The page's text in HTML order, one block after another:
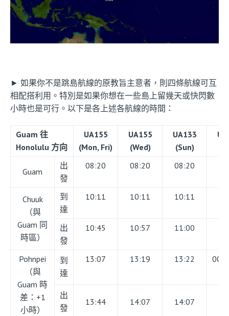
► 如果你不是跳島航線的原教旨主意者，則四條航線可互
相配搭利用。特別是如果你想在一些島上留幾天或快閃數
小時也是可行。以下是各上述各航線的時間：
Guam 往
Honolulu 方向
UA155
(Mon, Fri)
UA155
(Wed)
UA133
(Sun)
Guam
出
發
08:20 08:20 08:20
Chuuk
（與
Guam 同
時區）
到
達
10:11 10:11 10:11
出
發
10:45 10:57 11:00
Pohnpei
（與
Guam 時
差：+1
小時）
到
達
13:07 13:19 13:22
出
發
13:44 14:07 14:07